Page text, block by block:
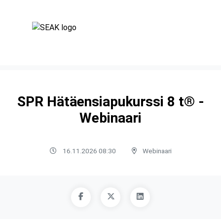
SPR Hätäensiapukurssi 8 t® -
Webinaari
16.11.2026 08:30 Webinaari